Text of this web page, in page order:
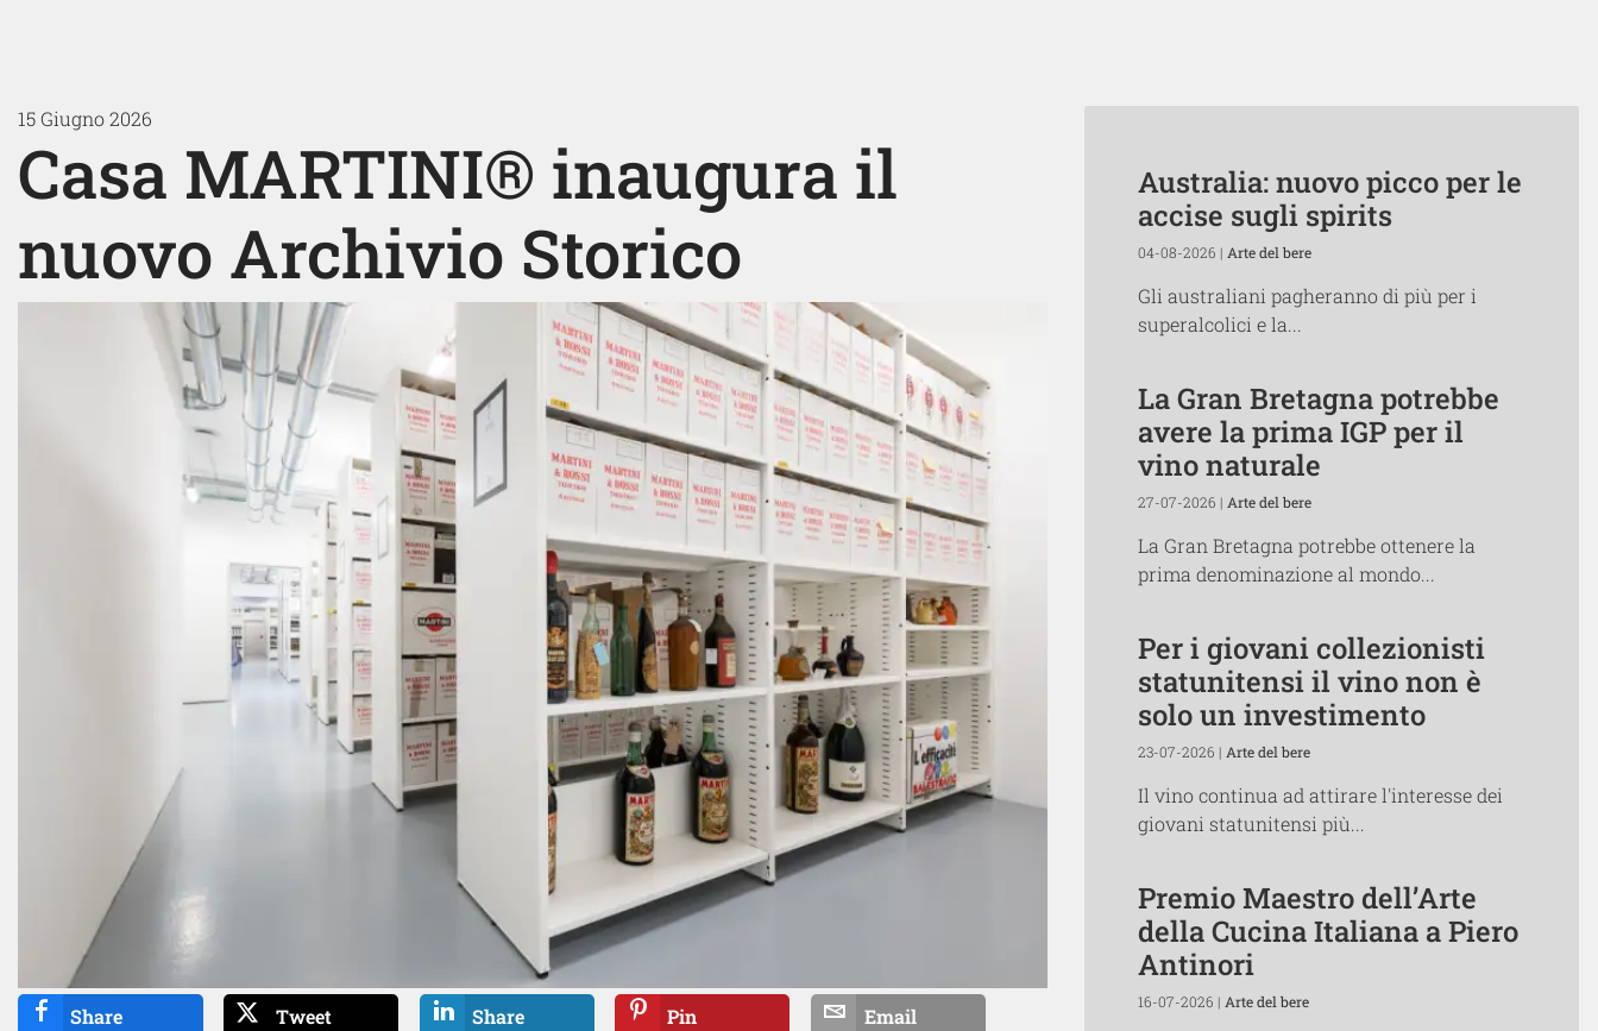
15 Giugno 2026
Casa MARTINI® inaugura il
nuovo Archivio Storico
Share Tweet Share Pin Email
Australia: nuovo picco per le
accise sugli spirits
04-08-2026 | Arte del bere
Gli australiani pagheranno di più per i
superalcolici e la...
La Gran Bretagna potrebbe
avere la prima IGP per il
vino naturale
27-07-2026 | Arte del bere
La Gran Bretagna potrebbe ottenere la
prima denominazione al mondo...
Per i giovani collezionisti
statunitensi il vino non è
solo un investimento
23-07-2026 | Arte del bere
Il vino continua ad attirare l'interesse dei
giovani statunitensi più...
Premio Maestro dell’Arte
della Cucina Italiana a Piero
Antinori
16-07-2026 | Arte del bere